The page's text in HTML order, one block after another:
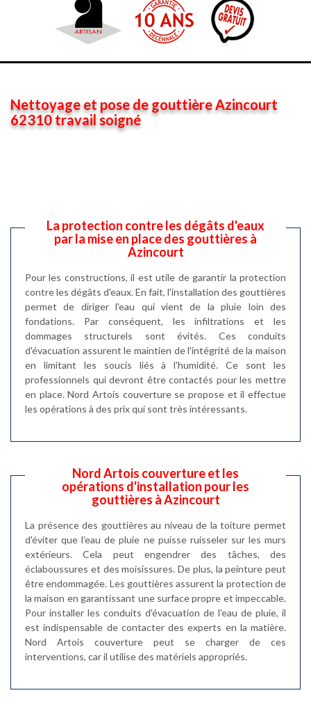
Nettoyage et pose de gouttière Azincourt
62310 travail soigné
La protection contre les dégâts d'eaux
par la mise en place des gouttières à
Azincourt
Pour les constructions, il est utile de garantir la protection
contre les dégâts d'eaux. En fait, l'installation des gouttières
permet de diriger l'eau qui vient de la pluie loin des
fondations. Par conséquent, les infiltrations et les
dommages structurels sont évités. Ces conduits
d'évacuation assurent le maintien de l'intégrité de la maison
en limitant les soucis liés à l'humidité. Ce sont les
professionnels qui devront être contactés pour les mettre
en place. Nord Artois couverture se propose et il effectue
les opérations à des prix qui sont très intéressants.
Nord Artois couverture et les
opérations d'installation pour les
gouttières à Azincourt
La présence des gouttières au niveau de la toiture permet
d'éviter que l'eau de pluie ne puisse ruisseler sur les murs
extérieurs. Cela peut engendrer des tâches, des
éclaboussures et des moisissures. De plus, la peinture peut
être endommagée. Les gouttières assurent la protection de
la maison en garantissant une surface propre et impeccable.
Pour installer les conduits d'évacuation de l'eau de pluie, il
est indispensable de contacter des experts en la matière.
Nord Artois couverture peut se charger de ces
interventions, car il utilise des matériels appropriés.